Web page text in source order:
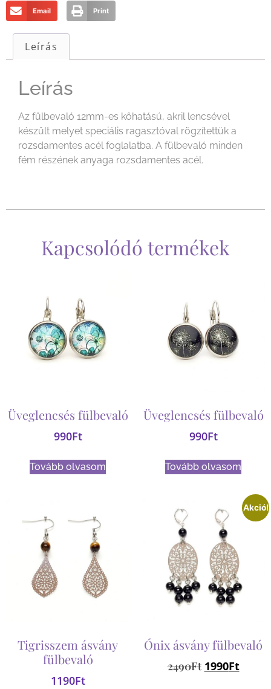
Email Print
Leírás
Leírás
Az fülbevaló 12mm-es kőhatású, akril lencsével
készült melyet speciális ragasztóval rögzítettük a
rozsdamentes acél foglalatba. A fülbevaló minden
fém részének anyaga rozsdamentes acél.
Kapcsolódó termékek
Üveglencsés fülbevaló
990Ft
Tovább olvasom
Üveglencsés fülbevaló
990Ft
Tovább olvasom
Tigrisszem ásvány
fülbevaló
1190Ft
Akció!
Ónix ásvány fülbevaló
2490Ft 1990Ft